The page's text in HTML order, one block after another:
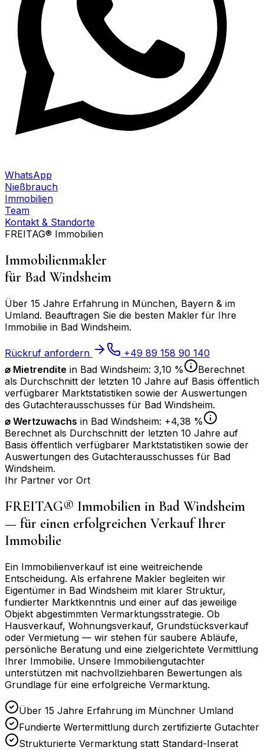
WhatsApp
Nießbrauch
Immobilien
Team
Kontakt & Standorte
FREITAG® Immobilien
Immobilienmakler
für Bad Windsheim
Über 15 Jahre Erfahrung in München, Bayern & im
Umland. Beauftragen Sie die besten Makler für Ihre
Immobilie in Bad Windsheim.
Rückruf anfordern
+49 89 158 90 140
⌀ Mietrendite in Bad Windsheim: 3,10 %
Berechnet
als Durchschnitt der letzten 10 Jahre auf Basis öffentlich
verfügbarer Marktstatistiken sowie der Auswertungen
des Gutachterausschusses für Bad Windsheim.
⌀ Wertzuwachs in Bad Windsheim: +4,38 %
Berechnet als Durchschnitt der letzten 10 Jahre auf
Basis öffentlich verfügbarer Marktstatistiken sowie der
Auswertungen des Gutachterausschusses für Bad
Windsheim.
Ihr Partner vor Ort
FREITAG® Immobilien in Bad Windsheim
— für einen erfolgreichen Verkauf Ihrer
Immobilie
Ein Immobilienverkauf ist eine weitreichende
Entscheidung. Als erfahrene Makler begleiten wir
Eigentümer in Bad Windsheim mit klarer Struktur,
fundierter Marktkenntnis und einer auf das jeweilige
Objekt abgestimmten Vermarktungsstrategie. Ob
Hausverkauf, Wohnungsverkauf, Grundstücksverkauf
oder Vermietung — wir stehen für saubere Abläufe,
persönliche Beratung und eine zielgerichtete Vermittlung
Ihrer Immobilie. Unsere Immobiliengutachter
unterstützen mit nachvollziehbaren Bewertungen als
Grundlage für eine erfolgreiche Vermarktung.
Über 15 Jahre Erfahrung im Münchner Umland
Fundierte Wertermittlung durch zertifizierte Gutachter
Strukturierte Vermarktung statt Standard-Inserat